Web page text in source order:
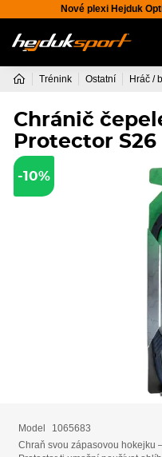
Nové plexi Hejduk
Trénink Ostatní Hráč /
Chránič
Protector S26
-10%
Model
1065683
Chraň svou zápasovou hokejku